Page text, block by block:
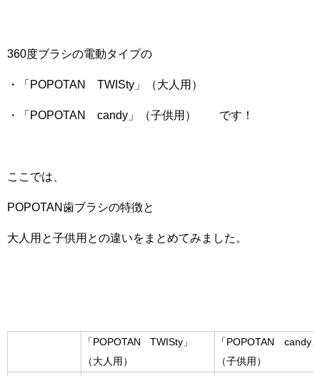
360度ブラシの電動タイプの
・「POPOTAN TWISty」（大人用）
・「POPOTAN candy」（子供用） です！
ここでは、
POPOTAN歯ブラシの特徴と
大人用と子供用との違いをまとめてみました。
「POPOTAN TWISty」
（大人用）
「POPOTAN candy
（子供用）